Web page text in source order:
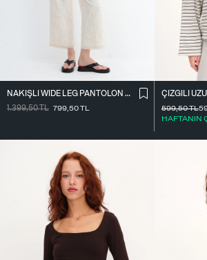
NAKIŞLI WIDE LEG PANTOLON PN01918
1.399,50TL 799,50TL
599,50TL
HAFTANIN